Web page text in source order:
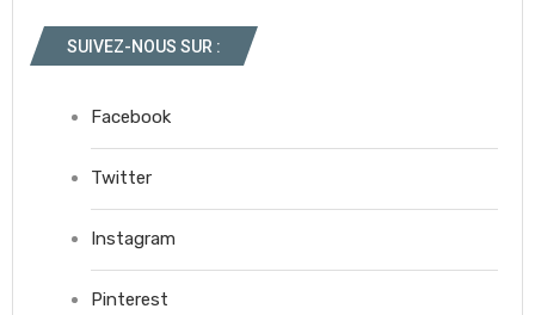
SUIVEZ-NOUS SUR :
Facebook
Twitter
Instagram
Pinterest